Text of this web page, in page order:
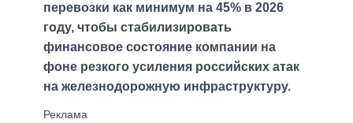
перевозки как минимум на 45% в 2026
году, чтобы стабилизировать
финансовое состояние компании на
фоне резкого усиления российских атак
на железнодорожную инфраструктуру.